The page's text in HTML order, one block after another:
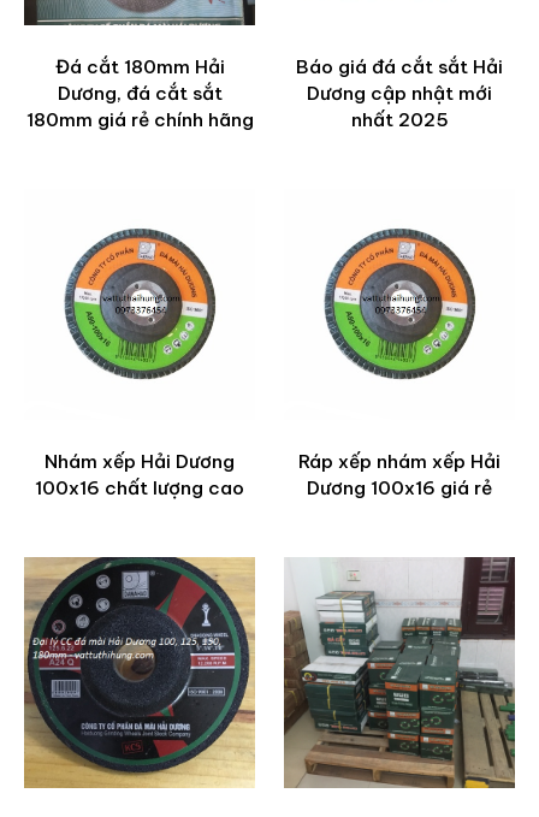
Đá cắt 180mm Hải
Dương, đá cắt sắt
180mm giá rẻ chính hãng
Báo giá đá cắt sắt Hải
Dương cập nhật mới
nhất 2025
Nhám xếp Hải Dương
100x16 chất lượng cao
Ráp xếp nhám xếp Hải
Dương 100x16 giá rẻ